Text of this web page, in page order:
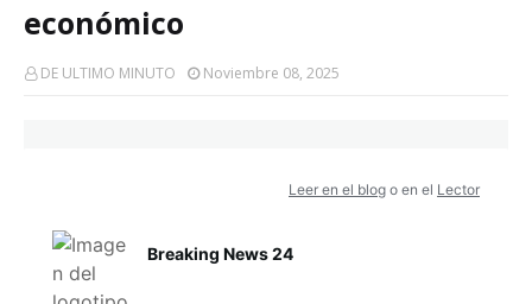
económico
DE ULTIMO MINUTO Noviembre 08, 2025
Leer en el blog o en el Lector
Breaking News 24